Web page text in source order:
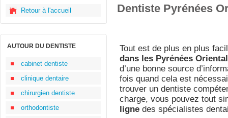
Retour à l'accueil
AUTOUR DU DENTISTE
cabinet dentiste
clinique dentaire
chirurgien dentiste
orthodontiste
Dentiste Pyrénées
Tout est de plus en plus
dans les Pyrénées
d’une bonne source
fois quand cela est
trouver un dentiste
charge, vous pouvez tout
ligne des spécialistes